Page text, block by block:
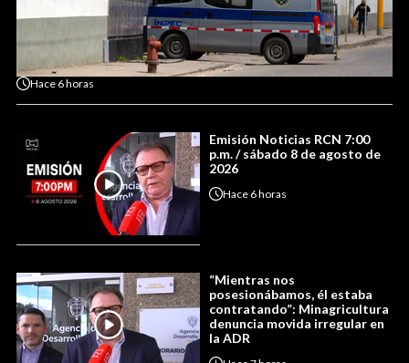
Hace 6 horas
Emisión Noticias RCN 7:00
p.m. / sábado 8 de agosto de
2026
Hace 6 horas
“Mientras nos
posesionábamos, él estaba
contratando”: Minagricultura
denuncia movida irregular en
la ADR